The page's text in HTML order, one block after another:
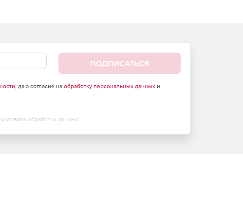
ПОДПИСАТЬСЯ
, даю согласие на обработку персональных данныхи
обработки данных